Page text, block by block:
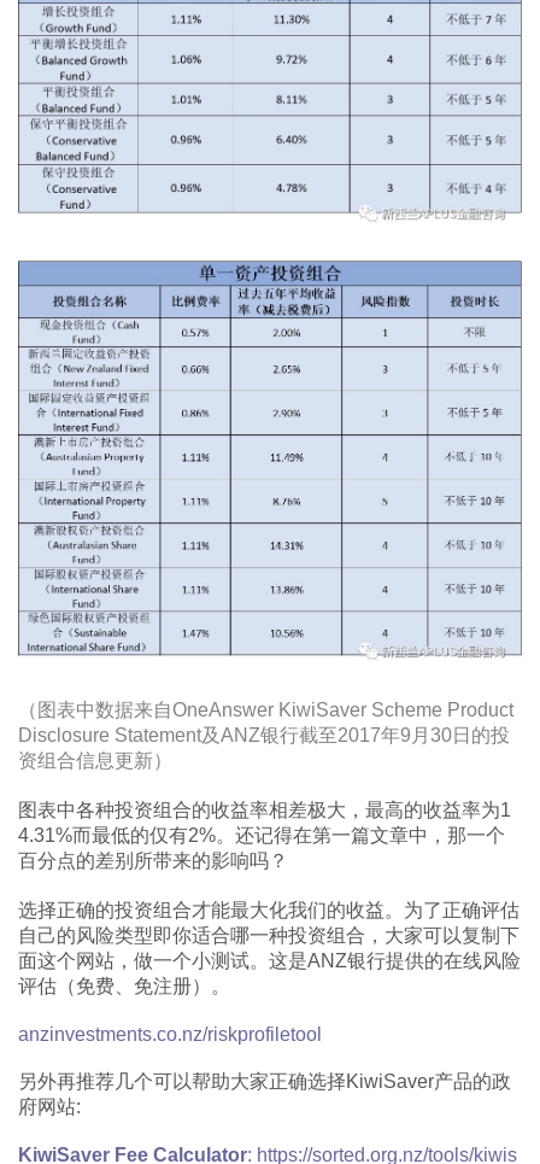
（图表中数据来自OneAnswer KiwiSaver Scheme Product
Disclosure Statement及ANZ银行截至2017年9月30日的投
资组合信息更新）
图表中各种投资组合的收益率相差极大，最高的收益率为1
4.31%而最低的仅有2%。还记得在第一篇文章中，那一个
百分点的差别所带来的影响吗？
选择正确的投资组合才能最大化我们的收益。为了正确评估
自己的风险类型即你适合哪一种投资组合，大家可以复制下
面这个网站，做一个小测试。这是ANZ银行提供的在线风险
评估（免费、免注册）。
anzinvestments.co.nz/riskprofiletool
另外再推荐几个可以帮助大家正确选择KiwiSaver产品的政
府网站:
KiwiSaver Fee Calculator: https://sorted.org.nz/tools/kiwis